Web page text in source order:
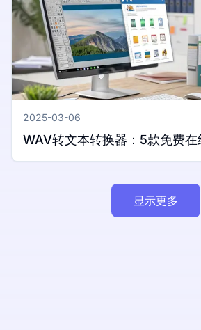
2025-03-06
WAV转文本转换器：5款免费在
显示更多